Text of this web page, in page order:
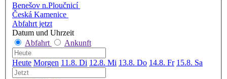
Benešov n.Ploučnicí
Česká Kamenice
Abfahrt jetzt
Datum und Uhrzeit
Abfahrt
Ankunft
Heute Morgen 11.8. Di 12.8. Mi 13.8. Do 14.8. Fr 15.8. Sa